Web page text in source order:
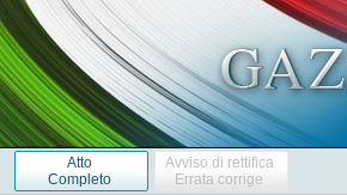
Atto
Completo
Avviso di rettifica
Errata corrige